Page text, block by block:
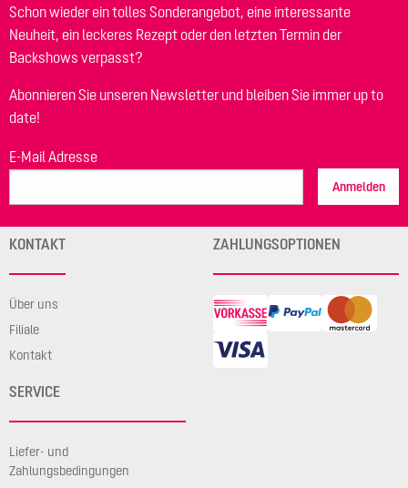
Schon wieder ein tolles Sonderangebot, eine interessante
Neuheit, ein leckeres Rezept oder den letzten Termin der
Backshows verpasst?
Abonnieren Sie unseren Newsletter und bleiben Sie immer up to
date!
E-Mail Adresse
Anmelden
KONTAKT
Über uns
Filiale
Kontakt
SERVICE
Liefer- und
Zahlungsbedingungen
ZAHLUNGSOPTIONEN